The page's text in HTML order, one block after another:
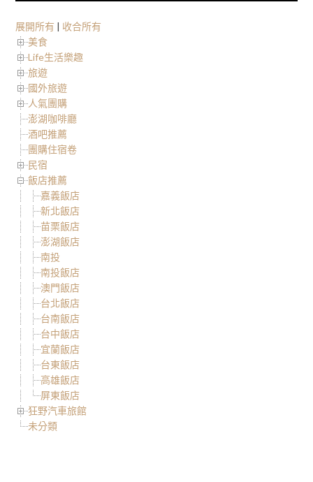
展開所有 | 收合所有
美食
Life生活樂趣
旅遊
國外旅遊
人氣團購
澎湖咖啡廳
酒吧推薦
團購住宿卷
民宿
飯店推薦
嘉義飯店
新北飯店
苗栗飯店
澎湖飯店
南投
南投飯店
澳門飯店
台北飯店
台南飯店
台中飯店
宜蘭飯店
台東飯店
高雄飯店
屏東飯店
狂野汽車旅館
未分類